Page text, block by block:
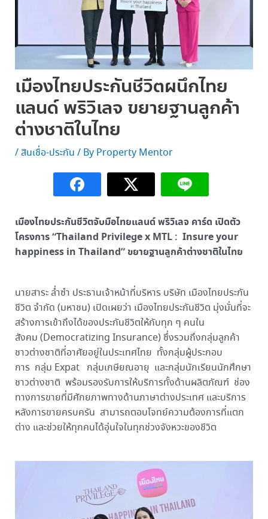
เมืองไทยประกันชีวิตผนึกไทย
แลนด์ พริวิเลจ ขยายฐานลูกค้า
ต่างชาติในไทย
/สินเชื่อ-ประกัน / By Property Mentor
เมืองไทยประกันชีวิตจับมือไทยแลนด์ พริวิเลจ คาร์ด เปิดตัว
โครงการ “Thailand Privilege x MTL : Insure your
happiness in Thailand” ขยายฐานลูกค้าต่างชาติในไทย
นายสาระ ล่ำซำ ประธานเจ้าหน้าที่บริหาร บริษัท เมืองไทยประกัน
ชีวิต จำกัด (มหาชน) เปิดเผยว่า เมืองไทยประกันชีวิต มุ่งมั่นที่จะ
สร้างการเข้าถึงได้ของประกันชีวิตให้กับทุก ๆ คนใน
สังคม (Democratizing Insurance) ซึ่งรวมถึงกลุ่มลูกค้า
ชาวต่างชาติที่อาศัยอยู่ในประเทศไทย ทั้งกลุ่มผู้ประกอบ
การ กลุ่ม Expat กลุ่มเกษียณอายุ และกลุ่มนักเรียนนักศึกษา
ชาวต่างชาติ พร้อมรองรับการให้บริการทั้งด้านผลิตภัณฑ์ ช่อง
ทางการขายที่มีศักยภาพทางด้านภาษาต่างประเทศ และบริการ
หลังการขายครบครัน สามารถตอบโจทย์ความต้องการที่แตก
ต่าง และช่วยให้ทุกคนได้อุ่นใจในทุกช่วงจังหวะของชีวิต